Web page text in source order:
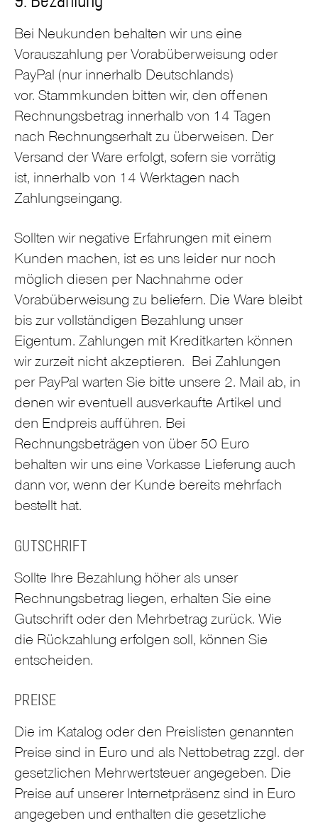
Bei Neukunden behalten wir uns eine
Vorauszahlung per Vorabüberweisung oder
PayPal (nur innerhalb Deutschlands)
vor. Stammkunden bitten wir, den offenen
Rechnungsbetrag innerhalb von 14 Tagen
nach Rechnungserhalt zu überweisen. Der
Versand der Ware erfolgt, sofern sie vorrätig
ist, innerhalb von 14 Werktagen nach
Zahlungseingang.
Sollten wir negative Erfahrungen mit einem
Kunden machen, ist es uns leider nur noch
möglich diesen per Nachnahme oder
Vorabüberweisung zu beliefern. Die Ware bleibt
bis zur vollständigen Bezahlung unser
Eigentum. Zahlungen mit Kreditkarten können
wir zurzeit nicht akzeptieren. Bei Zahlungen
per PayPal warten Sie bitte unsere 2. Mail ab, in
denen wir eventuell ausverkaufte Artikel und
den Endpreis aufführen. Bei
Rechnungsbeträgen von über 50 Euro
behalten wir uns eine Vorkasse Lieferung auch
dann vor, wenn der Kunde bereits mehrfach
bestellt hat.
GUTSCHRIFT
Sollte Ihre Bezahlung höher als unser
Rechnungsbetrag liegen, erhalten Sie eine
Gutschrift oder den Mehrbetrag zurück. Wie
die Rückzahlung erfolgen soll, können Sie
entscheiden.
PREISE
Die im Katalog oder den Preislisten genannten
Preise sind in Euro und als Nettobetrag zzgl. der
gesetzlichen Mehrwertsteuer angegeben. Die
Preise auf unserer Internetpräsenz sind in Euro
angegeben und enthalten die gesetzliche